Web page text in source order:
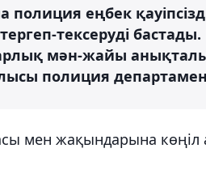
еңбек
тексеруді бастады.
мән-жайы
полиция
мен жақындарына көңіл